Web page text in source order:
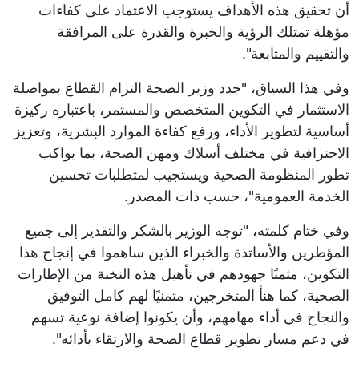
أن تحقيق هذه الأهداف يستوجب الاعتماد على كفاءات
مؤهلة تمتلك الرؤية والخبرة والقدرة على المرافقة
والتقييم والمتابعة".
وفي هذا السياق، "جدد وزير الصحة التزام القطاع بمواصلة
الاستثمار في التكوين المتخصص والمستمر، باعتباره ركيزة
أساسية لتطوير الأداء، ورفع كفاءة الموارد البشرية، وتعزيز
الاحترافية في مختلف أسلاك ومهن الصحة، بما يواكب
تطور المنظومة الصحية ويستجيب لمتطلبات تحسين
الخدمة العمومية"، حسب ذات المصدر.
وفي ختام كلمته، "توجه الوزير بالشكر والتقدير إلى جميع
المؤطرين والأساتذة والخبراء الذين ساهموا في إنجاح هذا
التكوين، مثمنًا جهودهم في تأهيل هذه النخبة من الإطارات
الصحية، كما هنأ المتخرجين، متمنيًا لهم كامل التوفيق
والنجاح في أداء مهامهم، وأن يكونوا إضافة نوعية تسهم
في دعم مسار تطوير قطاع الصحة والارتقاء بأدائه".